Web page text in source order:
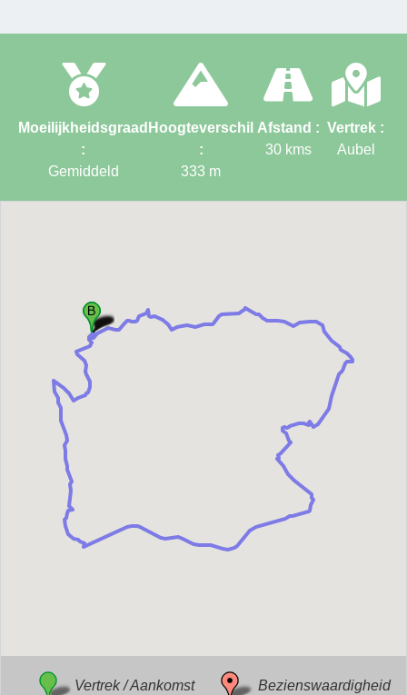
Vertrek / Aankomst
Bezienswaardigheid
Moeilijkheidsgraad
:
Gemiddeld
Hoogteverschil
:
333 m
Afstand :
30 kms
Vertrek :
Aubel